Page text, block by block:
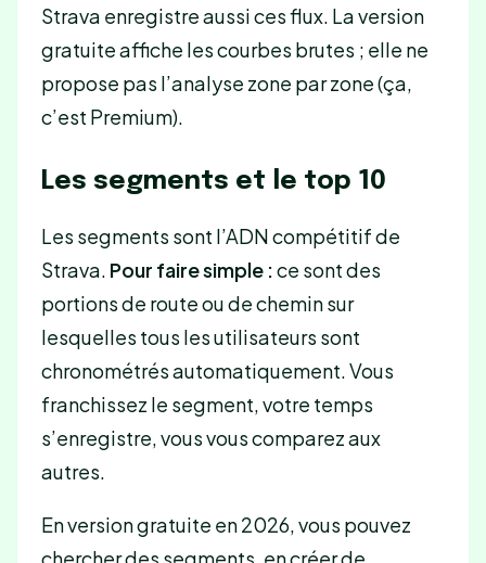
Strava enregistre aussi ces flux. La version
gratuite affiche les courbes brutes ; elle ne
propose pas l’analyse zone par zone (ça,
c’est Premium).
Les segments et le top 10
Les segments sont l’ADN compétitif de
Strava. Pour faire simple :ce sont des
portions de route ou de chemin sur
lesquelles tous les utilisateurs sont
chronométrés automatiquement. Vous
franchissez le segment, votre temps
s’enregistre, vous vous comparez aux
autres.
En version gratuite en 2026, vous pouvez
chercher des segments, en créer de